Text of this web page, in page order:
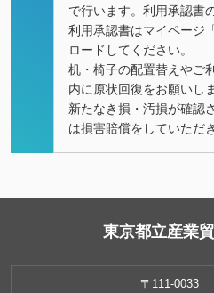
で行います。利用承認書
利用承認書はマイページ
ロードしてください。
机・椅子の配置替えやご
内に原状回復をお願いし
新たなき損・汚損が確認
は損害賠償をしていただ
東京都立産業
〒111-0033